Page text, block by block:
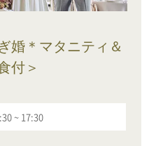
婚＊マタニティ＆
付＞
~ 17:30